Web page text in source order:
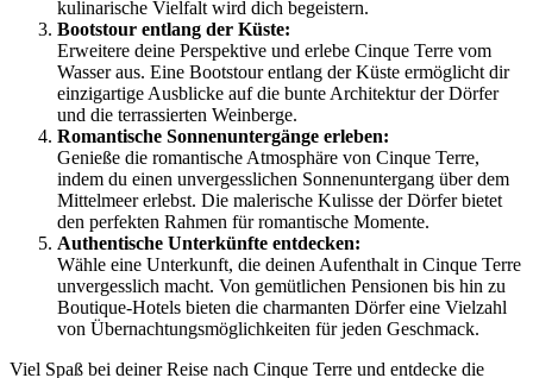
kulinarische Vielfalt wird dich begeistern.
Bootstour entlang der Küste:
Erweitere deine Perspektive und erlebe Cinque Terre vom
Wasser aus. Eine Bootstour entlang der Küste ermöglicht dir
einzigartige Ausblicke auf die bunte Architektur der Dörfer
und die terrassierten Weinberge.
Romantische Sonnenuntergänge erleben:
Genieße die romantische Atmosphäre von Cinque Terre,
indem du einen unvergesslichen Sonnenuntergang über dem
Mittelmeer erlebst. Die malerische Kulisse der Dörfer bietet
den perfekten Rahmen für romantische Momente.
Authentische Unterkünfte entdecken:
Wähle eine Unterkunft, die deinen Aufenthalt in Cinque Terre
unvergesslich macht. Von gemütlichen Pensionen bis hin zu
Boutique-Hotels bieten die charmanten Dörfer eine Vielzahl
von Übernachtungsmöglichkeiten für jeden Geschmack.
Viel Spaß bei deiner Reise nach Cinque Terre und entdecke die